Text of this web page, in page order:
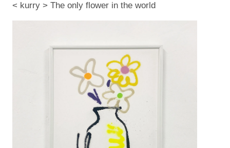
< kurry > The only flower in the world